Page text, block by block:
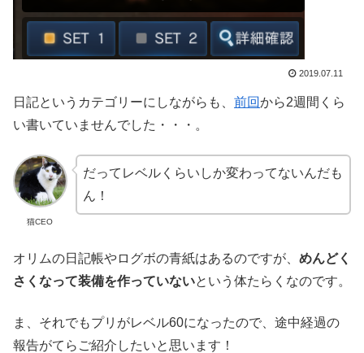
2019.07.11
日記というカテゴリーにしながらも、 前回から2週間くら
い書いていませんでした・・・。
猫CEO
だってレベルくらいしか変わってないんだも
ん！
オリムの日記帳やログボの青紙はあるのですが、 めんどく
さくなって装備を作っていないという体たらくなのです。
ま、それでもプリがレベル60になったので、途中経過の
報告がてらご紹介したいと思います！